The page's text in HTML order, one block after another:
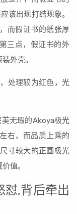
该出现打结现象。
而假证书的纸张厚
三点，假证书的外
外壳。
处理较为红色，光
无瑕的Akoya极光
右，而品质上乘的
寸较大的正圆极光
值。
怼,背后牵出